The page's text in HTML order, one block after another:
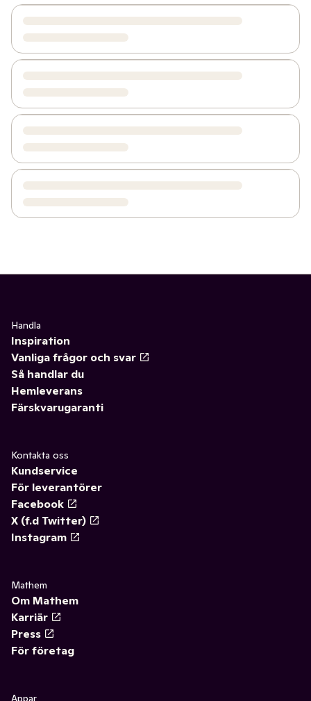
Handla
Inspiration
Vanliga frågor och svar
Så handlar du
Hemleverans
Färskvarugaranti
Kontakta oss
Kundservice
För leverantörer
Facebook
X (f.d Twitter)
Instagram
Mathem
Om Mathem
Karriär
Press
För företag
Appar